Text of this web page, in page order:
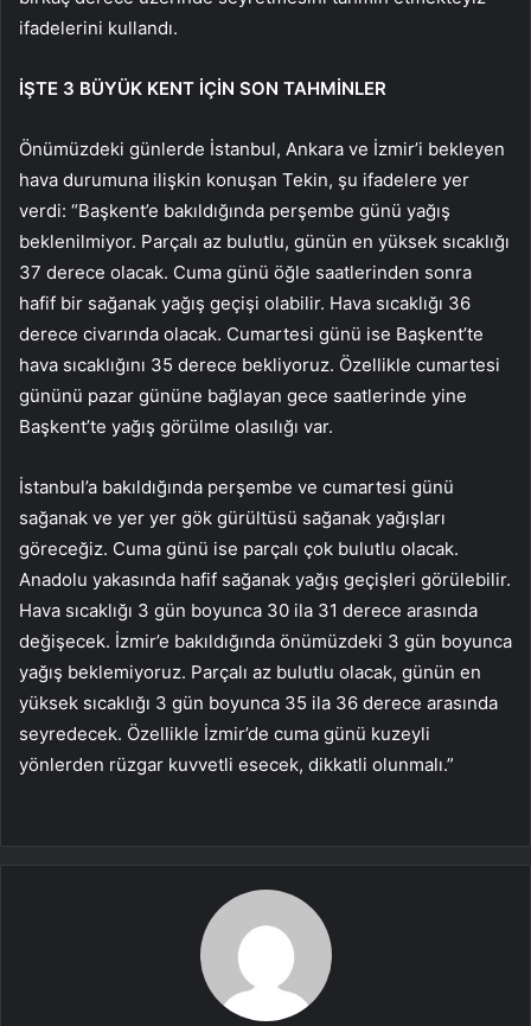
ifadelerini kullandı.
İŞTE 3 BÜYÜK KENT İÇİN SON TAHMİNLER
Önümüzdeki günlerde İstanbul, Ankara ve İzmir’i bekleyen
hava durumuna ilişkin konuşan Tekin, şu ifadelere yer
verdi: “Başkent’e bakıldığında perşembe günü yağış
beklenilmiyor. Parçalı az bulutlu, günün en yüksek sıcaklığı
37 derece olacak. Cuma günü öğle saatlerinden sonra
hafif bir sağanak yağış geçişi olabilir. Hava sıcaklığı 36
derece civarında olacak. Cumartesi günü ise Başkent’te
hava sıcaklığını 35 derece bekliyoruz. Özellikle cumartesi
gününü pazar gününe bağlayan gece saatlerinde yine
Başkent’te yağış görülme olasılığı var.
İstanbul’a bakıldığında perşembe ve cumartesi günü
sağanak ve yer yer gök gürültüsü sağanak yağışları
göreceğiz. Cuma günü ise parçalı çok bulutlu olacak.
Anadolu yakasında hafif sağanak yağış geçişleri görülebilir.
Hava sıcaklığı 3 gün boyunca 30 ila 31 derece arasında
değişecek. İzmir’e bakıldığında önümüzdeki 3 gün boyunca
yağış beklemiyoruz. Parçalı az bulutlu olacak, günün en
yüksek sıcaklığı 3 gün boyunca 35 ila 36 derece arasında
seyredecek. Özellikle İzmir’de cuma günü kuzeyli
yönlerden rüzgar kuvvetli esecek, dikkatli olunmalı.”